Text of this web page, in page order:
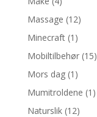
Massage (12)
Minecraft (1)
Mobiltilbehør (15)
Mors dag (1)
Mumitroldene (1)
Naturslik (12)